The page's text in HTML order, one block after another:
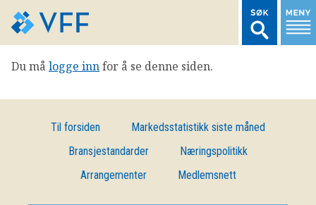
TIL FORSIDEN
MARKEDSSTATISTIKK
Du må logge innfor å se denne siden.
Til forsiden
Markedsstatistikk siste måned
Bransjestandarder
Næringspolitikk
Arrangementer
Medlemsnett